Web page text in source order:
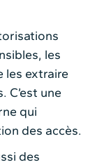
les
les extraire
C’est une
qui
des accès.
des